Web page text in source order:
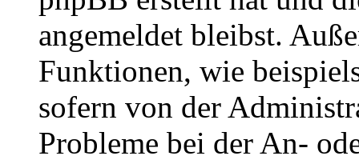
angemeldet bleibst.
Funktionen, wie
sofern von der
Probleme bei der An-